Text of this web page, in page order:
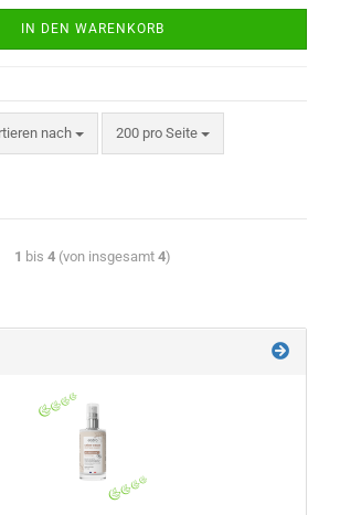
IN DEN WARENKORB
nach 200 pro Seite
1 bis 4 (von insgesamt 4)